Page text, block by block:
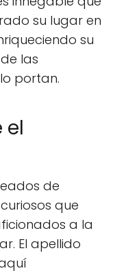
su lugar en
su
las
portan.
el
de
que
a la
El apellido